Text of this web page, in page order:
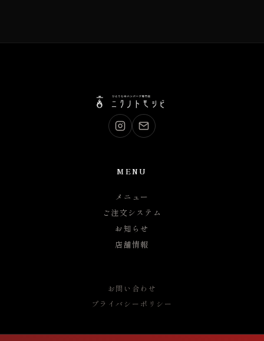
MENU
メニュー
ご注文システム
お知らせ
店舗情報
お問い合わせ
プライバシーポリシー